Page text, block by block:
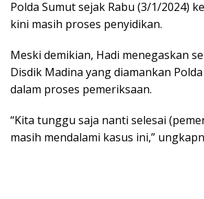
Polda Sumut sejak Rabu (3/1/2024)
kini masih proses penyidikan.
Meski demikian, Hadi menegaskan
Disdik Madina yang diamankan
dalam proses pemeriksaan.
“Kita tunggu saja nanti selesai
masih mendalami kasus ini,”